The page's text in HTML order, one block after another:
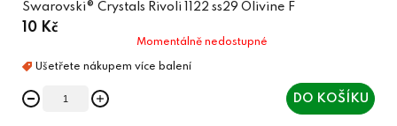
Swarovski® Crystals Rivoli 1122 ss29 Olivine F
10 Kč
Momentálně nedostupné
DO KOŠÍKU